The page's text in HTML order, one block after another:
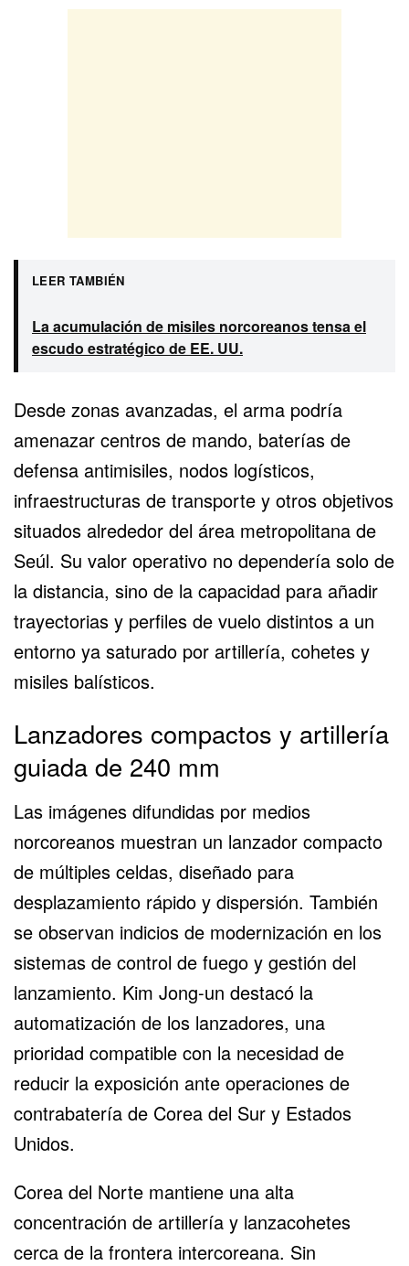
LEER TAMBIÉN
La acumulación de misiles norcoreanos tensa el
escudo estratégico de EE. UU.
Desde zonas avanzadas, el arma podría
amenazar centros de mando, baterías de
defensa antimisiles, nodos logísticos,
infraestructuras de transporte y otros objetivos
situados alrededor del área metropolitana de
Seúl. Su valor operativo no dependería solo de
la distancia, sino de la capacidad para añadir
trayectorias y perfiles de vuelo distintos a un
entorno ya saturado por artillería, cohetes y
misiles balísticos.
Lanzadores compactos y artillería
guiada de 240 mm
Las imágenes difundidas por medios
norcoreanos muestran un lanzador compacto
de múltiples celdas, diseñado para
desplazamiento rápido y dispersión. También
se observan indicios de modernización en los
sistemas de control de fuego y gestión del
lanzamiento. Kim Jong-un destacó la
automatización de los lanzadores, una
prioridad compatible con la necesidad de
reducir la exposición ante operaciones de
contrabatería de Corea del Sur y Estados
Unidos.
Corea del Norte mantiene una alta
concentración de artillería y lanzacohetes
cerca de la frontera intercoreana. Sin